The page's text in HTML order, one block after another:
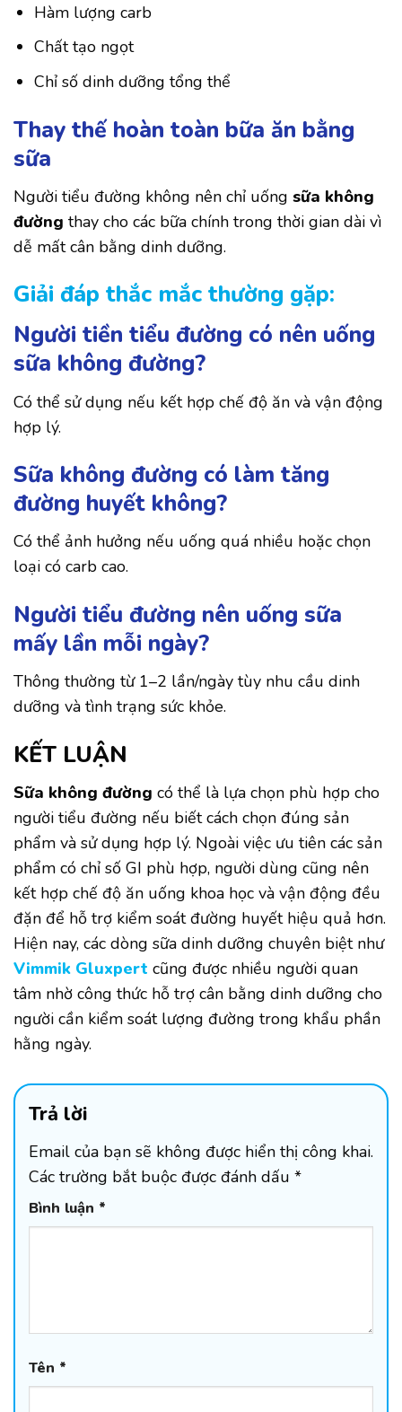
Hàm lượng carb
Chất tạo ngọt
Chỉ số dinh dưỡng tổng thể
Thay thế hoàn toàn bữa ăn bằng
sữa
Người tiểu đường không nên chỉ uống sữa không
đường thay cho các bữa chính trong thời gian dài vì
dễ mất cân bằng dinh dưỡng.
Giải đáp thắc mắc thường gặp:
Người tiền tiểu đường có nên uống
sữa không đường?
Có thể sử dụng nếu kết hợp chế độ ăn và vận động
hợp lý.
Sữa không đường có làm tăng
đường huyết không?
Có thể ảnh hưởng nếu uống quá nhiều hoặc chọn
loại có carb cao.
Người tiểu đường nên uống sữa
mấy lần mỗi ngày?
Thông thường từ 1–2 lần/ngày tùy nhu cầu dinh
dưỡng và tình trạng sức khỏe.
KẾT LUẬN
Sữa không đường có thể là lựa chọn phù hợp cho
người tiểu đường nếu biết cách chọn đúng sản
phẩm và sử dụng hợp lý. Ngoài việc ưu tiên các sản
phẩm có chỉ số GI phù hợp, người dùng cũng nên
kết hợp chế độ ăn uống khoa học và vận động đều
đặn để hỗ trợ kiểm soát đường huyết hiệu quả hơn.
Hiện nay, các dòng sữa dinh dưỡng chuyên biệt như
Vimmik Gluxpert cũng được nhiều người quan
tâm nhờ công thức hỗ trợ cân bằng dinh dưỡng cho
người cần kiểm soát lượng đường trong khẩu phần
hằng ngày.
Trả lời
Email của bạn sẽ không được hiển thị công khai.
Các trường bắt buộc được đánh dấu *
Bình luận *
Tên *